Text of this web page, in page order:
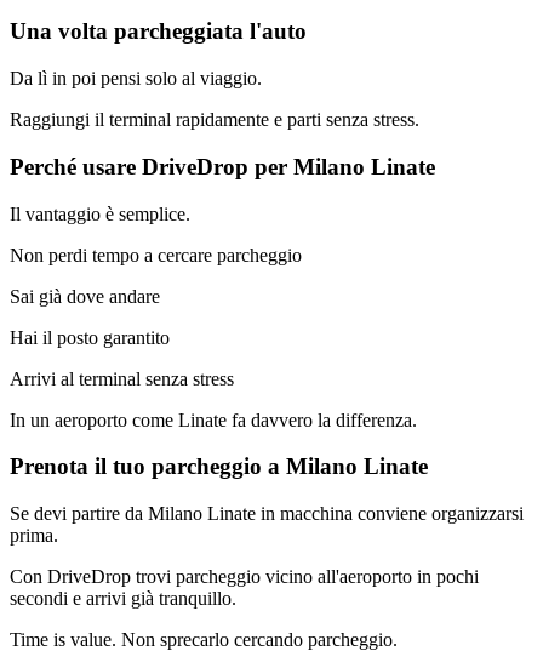
Una volta parcheggiata l'auto
Da lì in poi pensi solo al viaggio.
Raggiungi il terminal rapidamente e parti senza stress.
Perché usare DriveDrop per Milano Linate
Il vantaggio è semplice.
Non perdi tempo a cercare parcheggio
Sai già dove andare
Hai il posto garantito
Arrivi al terminal senza stress
In un aeroporto come Linate fa davvero la differenza.
Prenota il tuo parcheggio a Milano Linate
Se devi partire da Milano Linate in macchina conviene organizzarsi
prima.
Con DriveDrop trovi parcheggio vicino all'aeroporto in pochi
secondi e arrivi già tranquillo.
Time is value. Non sprecarlo cercando parcheggio.